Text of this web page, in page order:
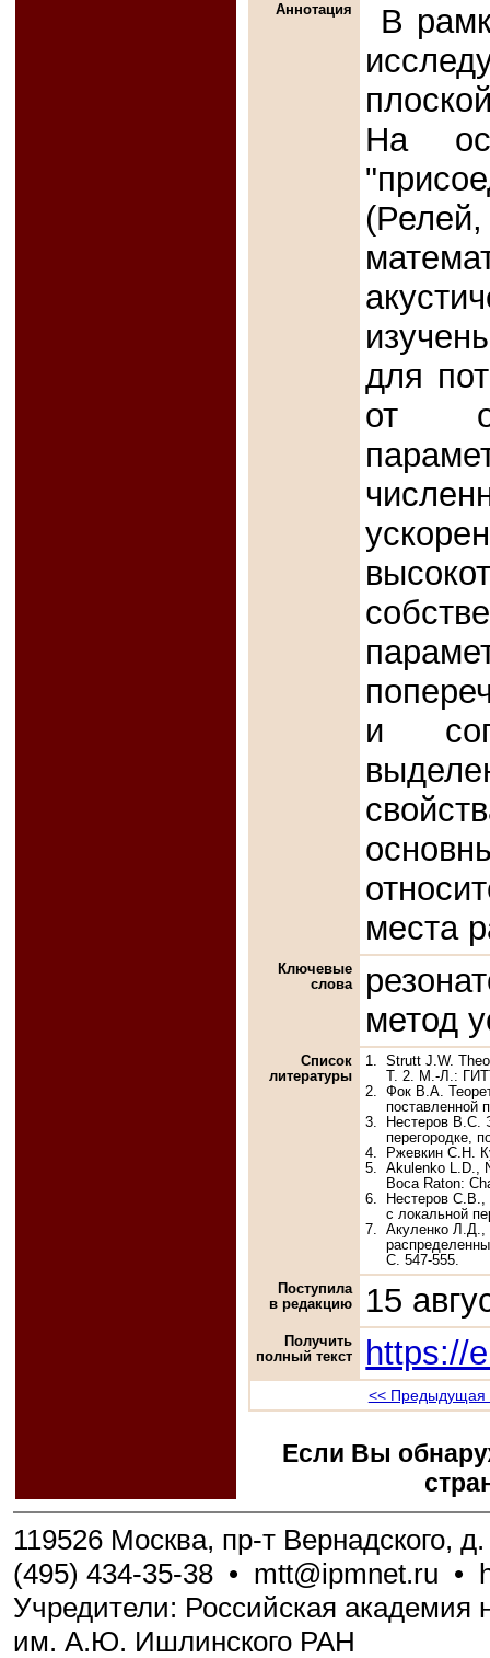
Аннотация
В
На
для
от
и
места
Ключевые
слова
метод
Список
литературы
1.Strutt J.W.
Т. 2. М.-Л.:
2.Фок В.А.
поставленной
3.
Нестеров B.C.
перегородке,
4.
Ржевкин С.Н.
5.Akulenko L.D.,
Boca Raton:
6.
Нестеров С.В.,
с локальной
7.Акуленко Л.Д.,
С. 547-555.
Поступила
в редакцию
15
Получить
полный текст
https://
<< Предыдущая
Если Вы
119526 Москва, пр-т Вернадского,
(495) 434-35-38 • mtt@ipmnet.ru •
Учредители: Российская академия
им. А.Ю. Ишлинского РАН